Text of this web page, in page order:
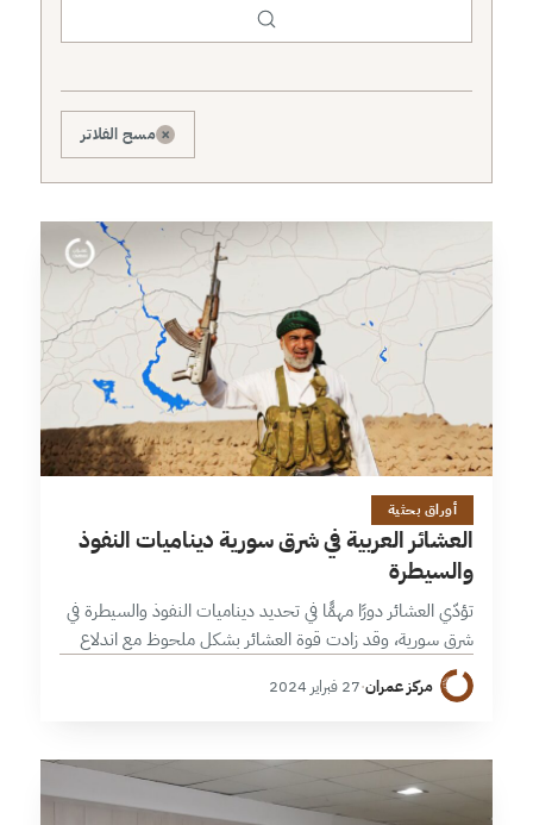
× مسح الفلاتر
1 دقائق
أوراق بحثية
العشائر العربية في شرق سورية ديناميات النفوذ
والسيطرة
تؤدّي العشائر دورًا مهمًّا في تحديد ديناميات النفوذ والسيطرة في
شرق سورية، وقد زادت قوة العشائر بشكل ملحوظ مع اندلاع
…
مركز عمران·27 فبراير 2024